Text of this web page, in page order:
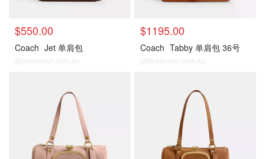
$550.00
Coach Jet 单肩包
@dealmoon.com.au
$1195.00
Coach Tabby 单肩包 36号
@dealmoon.com.au